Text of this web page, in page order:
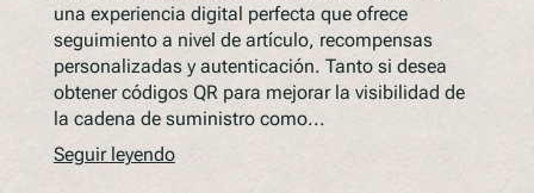
una experiencia digital perfecta que ofrece
seguimiento a nivel de artículo, recompensas
personalizadas y autenticación. Tanto si desea
obtener códigos QR para mejorar la visibilidad de
la cadena de suministro como...
Seguir leyendo